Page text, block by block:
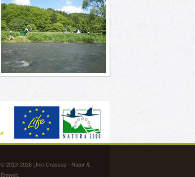
© 2013-2026 Unio Crassus - Natur &
Ëmwelt.